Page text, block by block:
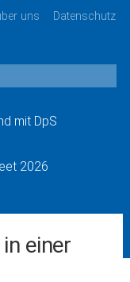
uns Datenschutz
mit DpS
2026
einer